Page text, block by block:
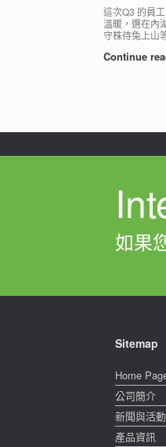
這次Q3 的員
溫暖，選在內
守株待兔上山
Continue
如果
Sitemap
Home
公司簡介
新聞與活動
產品資訊